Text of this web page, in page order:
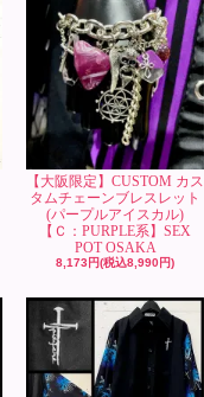
【大阪限定】CUSTOM カス
タムチェーンブレスレット
(パープルアイスカル)
【Ｃ：PURPLE系】SEX
POT OSAKA
8,173円(税込8,990円)